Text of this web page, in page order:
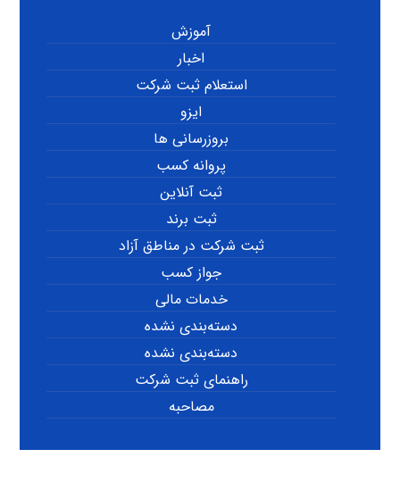
آموزش
اخبار
استعلام ثبت شرکت
ایزو
بروزرسانی ها
پروانه کسب
ثبت آنلاین
ثبت برند
ثبت شرکت در مناطق آزاد
جواز کسب
خدمات مالی
دسته‌بندی نشده
دسته‌بندی نشده
راهنمای ثبت شرکت
مصاحبه